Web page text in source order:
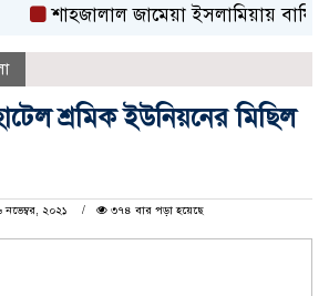
শাহজালাল জামেয়া ইসলামিয়ায় বার্ষিক
শ্রমিক ইউনিয়নের মিছিল
নভেম্বর, ২০২১
৩৭৪ বার পড়া হয়েছে